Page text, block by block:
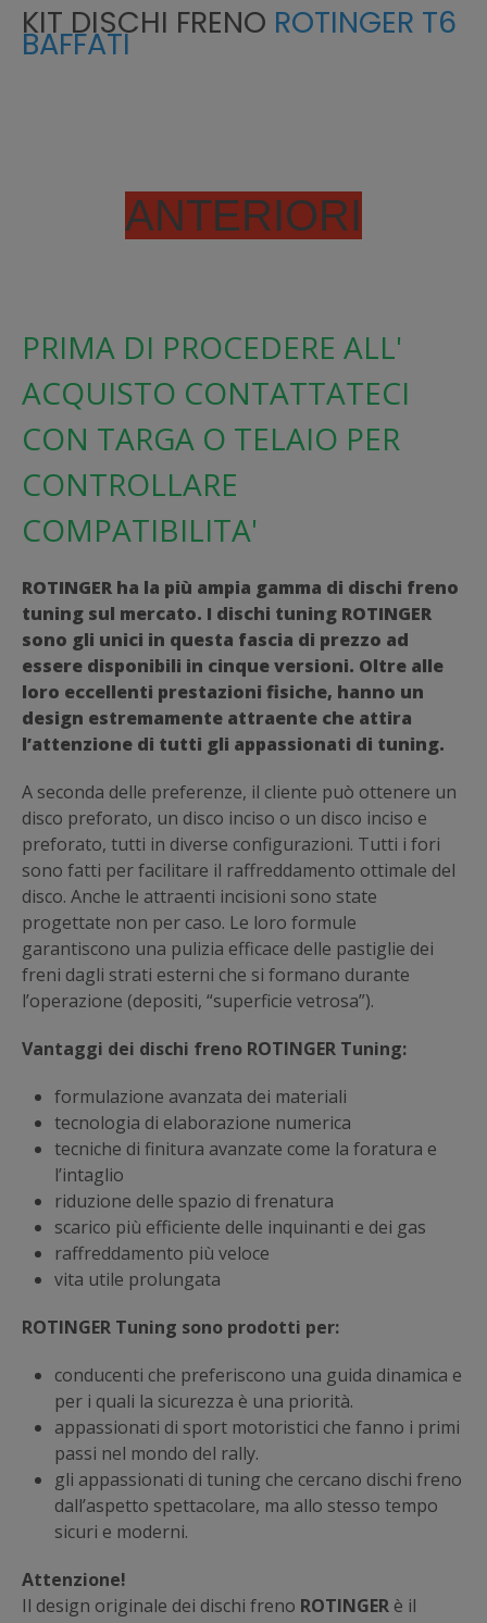
KIT DISCHI FRENO ROTINGER T6
BAFFATI
ANTERIORI
PRIMA DI PROCEDERE ALL'
ACQUISTO CONTATTATECI
CON TARGA O TELAIO PER
CONTROLLARE
COMPATIBILITA'
ROTINGER ha la più ampia gamma di dischi freno
tuning sul mercato. I dischi tuning ROTINGER
sono gli unici in questa fascia di prezzo ad
essere disponibili in cinque versioni. Oltre alle
loro eccellenti prestazioni fisiche, hanno un
design estremamente attraente che attira
l’attenzione di tutti gli appassionati di tuning.
A seconda delle preferenze, il cliente può ottenere un
disco preforato, un disco inciso o un disco inciso e
preforato, tutti in diverse configurazioni. Tutti i fori
sono fatti per facilitare il raffreddamento ottimale del
disco. Anche le attraenti incisioni sono state
progettate non per caso. Le loro formule
garantiscono una pulizia efficace delle pastiglie dei
freni dagli strati esterni che si formano durante
l’operazione (depositi, “superficie vetrosa”).
Vantaggi dei dischi freno ROTINGER Tuning:
formulazione avanzata dei materiali
tecnologia di elaborazione numerica
tecniche di finitura avanzate come la foratura e
l’intaglio
riduzione delle spazio di frenatura
scarico più efficiente delle inquinanti e dei gas
raffreddamento più veloce
vita utile prolungata
ROTINGER Tuning sono prodotti per:
conducenti che preferiscono una guida dinamica e
per i quali la sicurezza è una priorità.
appassionati di sport motoristici che fanno i primi
passi nel mondo del rally.
gli appassionati di tuning che cercano dischi freno
dall’aspetto spettacolare, ma allo stesso tempo
sicuri e moderni.
Attenzione!
Il design originale dei dischi freno ROTINGER è il